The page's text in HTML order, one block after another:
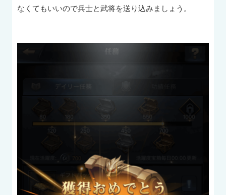
なくてもいいので兵士と武将を送り込みましょう。